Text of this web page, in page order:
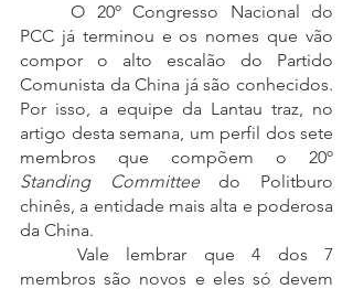
	O 20º Congresso Nacional do
PCC já terminou e os nomes que vão
compor o alto escalão do Partido
Comunista da China já são conhecidos.
Por isso, a equipe da Lantau traz, no
artigo desta semana, um perfil dos sete
Standing Committee do Politburo
chinês, a entidade mais alta e poderosa
da China.
membros são novos e eles só devem